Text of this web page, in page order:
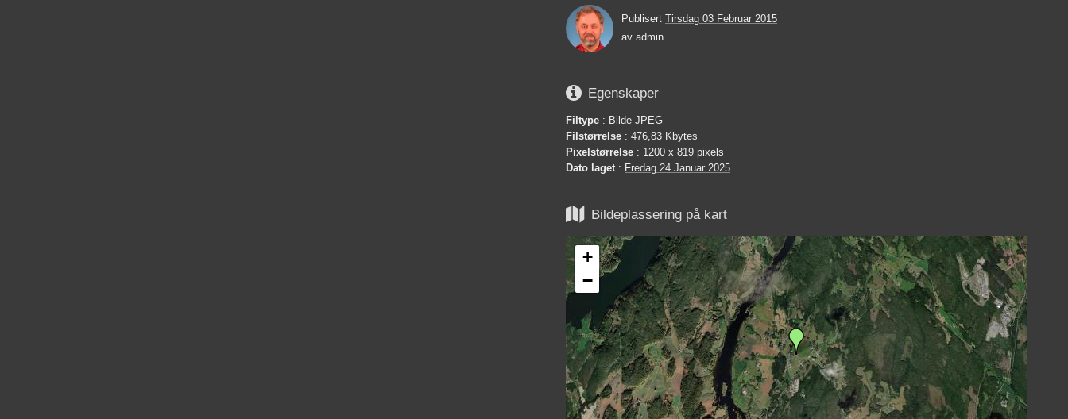
Publisert Tirsdag 03 Februar 2015
av admin
 Egenskaper
Filtype : Bilde JPEG
Filstørrelse : 476,83 Kbytes
Pixelstørrelse : 1200 x 819 pixels
Dato laget: Fredag 24 Januar 2025
 Bildeplassering på kart
+
−